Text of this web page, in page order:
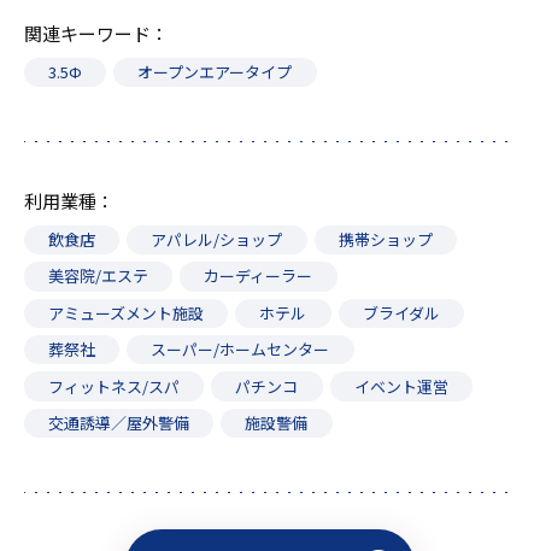
関連キーワード
3.5Ф オープンエアータイプ
利用業種
飲食店 アパレル/ショップ
携帯ショップ
美容院/エステ
カーディーラー
アミューズメント施設
ホテル
ブライダル
葬祭社
スーパー/ホームセンター
フィットネス/スパ
パチンコ
イベント運営
交通誘導／屋外警備
施設警備